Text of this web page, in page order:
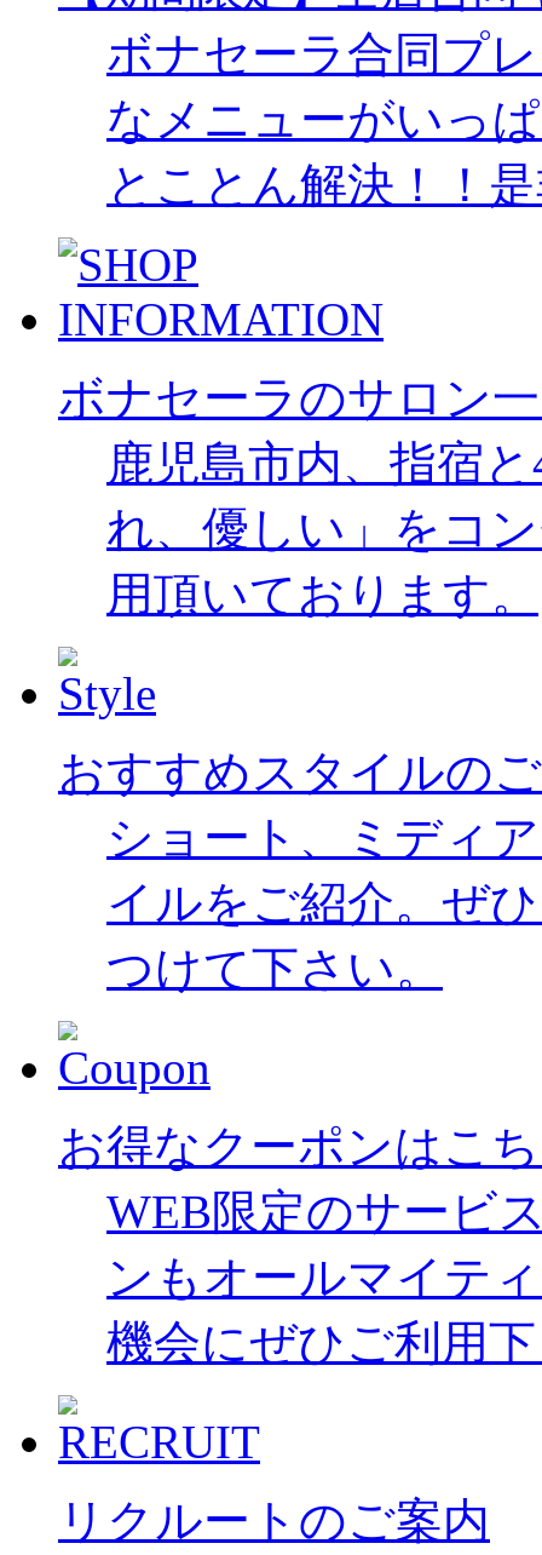
ボナセーラ合同プ
なメニューがいっ
とことん解決！！
ボナセーラのサロン
鹿児島市内、指宿
れ、優しい」をコ
用頂いております。
おすすめスタイルの
ショート、ミディ
イルをご紹介。ぜ
つけて下さい。
お得なクーポンはこ
WEB限定のサービ
ンもオールマイテ
機会にぜひご利用
リクルートのご案内